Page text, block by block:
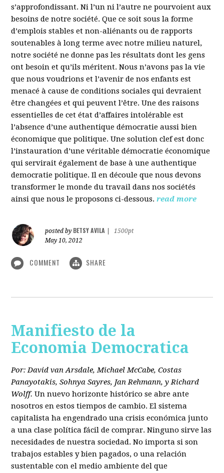
s’approfondissant. Ni l’un ni l’autre ne pourvoient aux
besoins de notre société. Que ce soit sous la forme
d’emplois stables et non-aliénants ou de rapports
soutenables à long terme avec notre milieu naturel,
notre société ne donne pas les résultats dont les gens
ont besoin et qu’ils méritent. Nous n’avons pas la vie
que nous voudrions et l’avenir de nos enfants est
menacé à cause de conditions sociales qui devraient
être changées et qui peuvent l’être. Une des raisons
essentielles de cet état d’affaires intolérable est
l’absence d’une authentique démocratie aussi bien
économique que politique. Une solution clef est donc
l’instauration d’une véritable démocratie économique
qui servirait également de base à une authentique
democratie politique. Il en découle que nous devons
transformer le monde du travail dans nos sociétés
ainsi que nous le proposons ci-dessous. read more
posted by BETSY AVILA
1500pt
May 10, 2012
COMMENT SHARE
Manifiesto de la
Economia Democratica
Por: David van Arsdale, Michael McCabe, Costas
Panayotakis, Sohnya Sayres, Jan Rehmann, y Richard
Wolff. Un nuevo horizonte histórico se abre ante
nosotros en estos tiempos de cambio. El sistema
capitalista ha engendrado una crisis económica junto
a una clase política fácil de comprar. Ninguno sirve las
necesidades de nuestra sociedad. No importa si son
trabajos estables y bien pagados, o una relación
sustentable con el medio ambiente del que